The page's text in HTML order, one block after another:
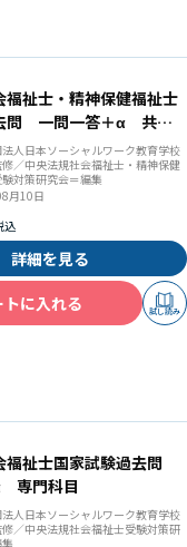
福祉士・精神保健福祉士
問 一問一答＋α 共通
人日本ソーシャルワーク教育学校
／中央法規社会福祉士・精神保健
対策研究会＝編集
月10日
詳細を見る
トに入れる
試し読み
福祉士国家試験過去問
専門科目
人日本ソーシャルワーク教育学校
／中央法規社会福祉士受験対策研